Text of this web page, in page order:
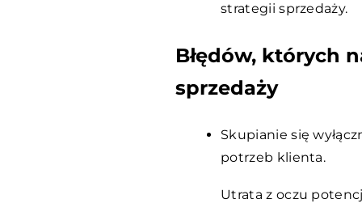
strategii sprzedaży.
Błędów, których
sprzedaży
Skupianie się
potrzeb klienta.
Utrata z oczu